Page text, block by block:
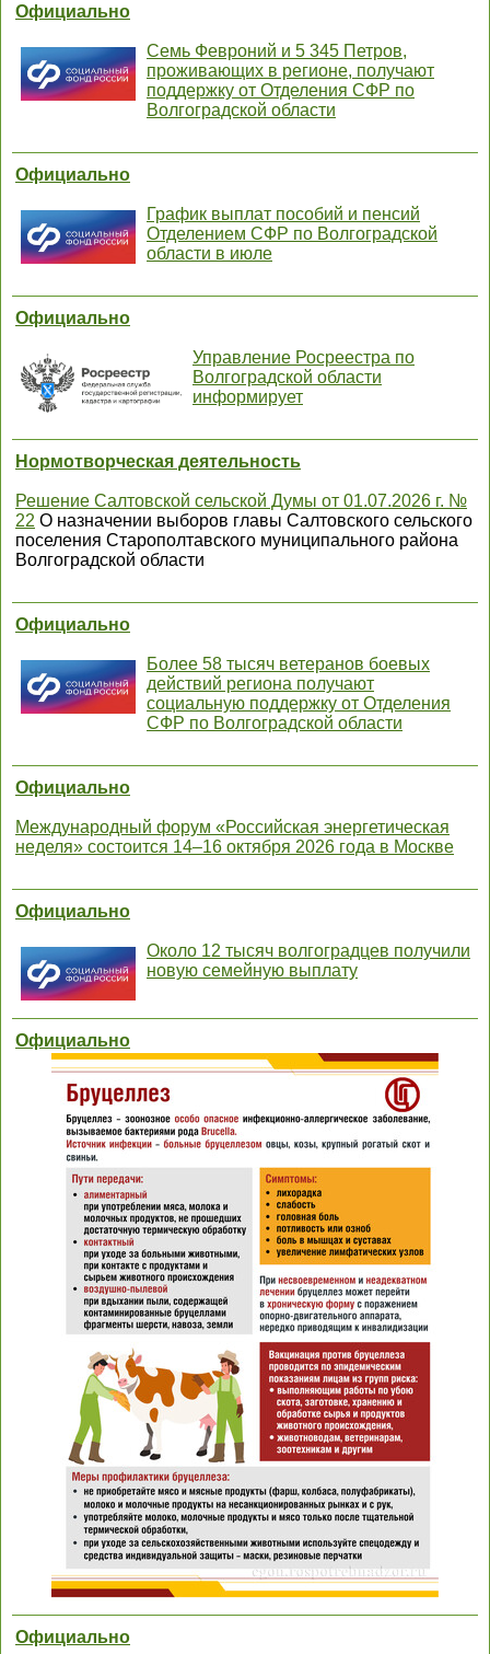
Официально
Семь Февроний и 5 345 Петров,
проживающих в регионе, получают
поддержку от Отделения СФР по
Волгоградской области
Официально
График выплат пособий и пенсий
Отделением СФР по Волгоградской
области в июле
Официально
Управление Росреестра по
Волгоградской области
информирует
Нормотворческая деятельность
Решение Салтовской сельской Думы от 01.07.2026 г. №
22 О назначении выборов главы Салтовского сельского
поселения Старополтавского муниципального района
Волгоградской области
Официально
Более 58 тысяч ветеранов боевых
действий региона получают
социальную поддержку от Отделения
СФР по Волгоградской области
Официально
Международный форум «Российская энергетическая
неделя» состоится 14–16 октября 2026 года в Москве
Официально
Около 12 тысяч волгоградцев получили
новую семейную выплату
Официально
Официально